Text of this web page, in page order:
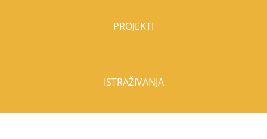
PROJEKTI
ISTRAŽIVANJA